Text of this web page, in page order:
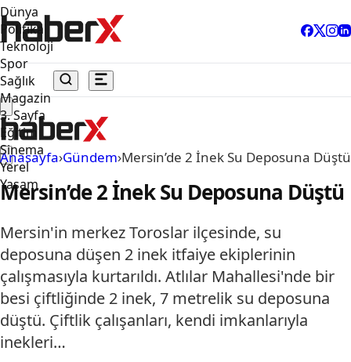
Dünya
Politika
Teknoloji
Spor
Sağlık
Magazin
3. Sayfa
Eğitim
Sinema
Yerel
Yaşam
Anasayfa›Gündem›Mersin’de 2 İnek Su Deposuna Düştü
Mersin’de 2 İnek Su Deposuna Düştü
Mersin'in merkez Toroslar ilçesinde, su
deposuna düşen 2 inek itfaiye ekiplerinin
çalışmasıyla kurtarıldı. Atlılar Mahallesi'nde bir
besi çiftliğinde 2 inek, 7 metrelik su deposuna
düştü. Çiftlik çalışanları, kendi imkanlarıyla
inekleri…